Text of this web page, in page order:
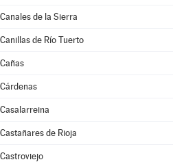
Canales de la Sierra
Canillas de Río Tuerto
Cañas
Cárdenas
Casalarreina
Castañares de Rioja
Castroviejo